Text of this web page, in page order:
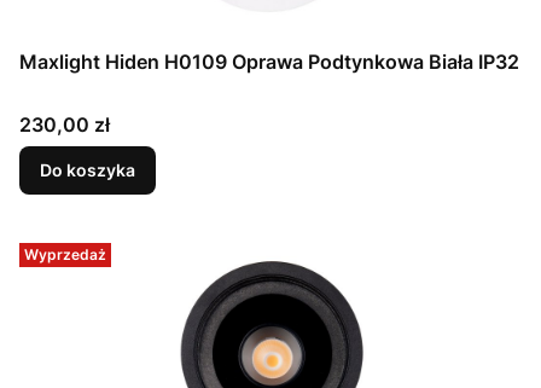
Maxlight Hiden H0109 Oprawa Podtynkowa Biała IP32
Cena
230,00 zł
Do koszyka
Wyprzedaż